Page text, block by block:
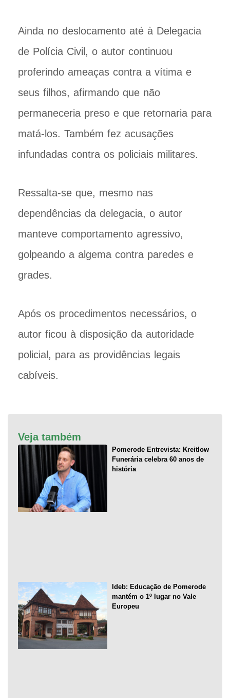
Ainda no deslocamento até à Delegacia
de Polícia Civil, o autor continuou
proferindo ameaças contra a vítima e
seus filhos, afirmando que não
permaneceria preso e que retornaria para
matá-los. Também fez acusações
infundadas contra os policiais militares.
Ressalta-se que, mesmo nas
dependências da delegacia, o autor
manteve comportamento agressivo,
golpeando a algema contra paredes e
grades.
Após os procedimentos necessários, o
autor ficou à disposição da autoridade
policial, para as providências legais
cabíveis.
Veja também
Pomerode Entrevista: Kreitlow
Funerária celebra 60 anos de
história
Ideb: Educação de Pomerode
mantém o 1º lugar no Vale
Europeu